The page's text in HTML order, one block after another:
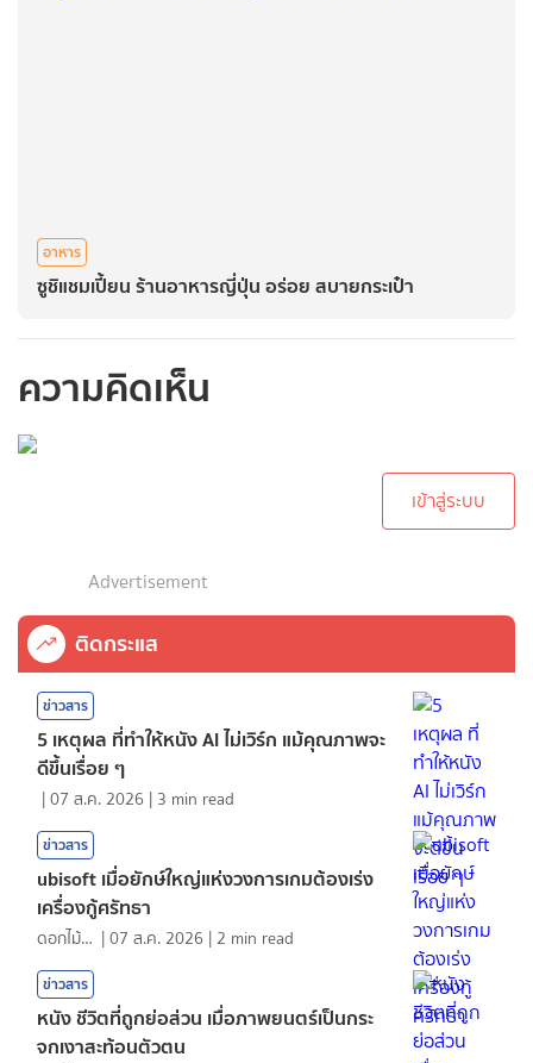
อาหาร
ซูชิแชมเปี้ยน ร้านอาหารญี่ปุ่น อร่อย สบายกระเป๋า
ความคิดเห็น
เข้าสู่ระบบ
Advertisement
ติดกระแส
ข่าวสาร
5 เหตุผล ที่ทำให้หนัง AI ไม่เวิร์ก แม้คุณภาพจะ
ดีขึ้นเรื่อย ๆ
|07 ส.ค. 2026 | 3 min read
ข่าวสาร
ubisoft เมื่อยักษ์ใหญ่แห่งวงการเกมต้องเร่ง
เครื่องกู้ศรัทธา
ดอกไม้กับสายน้ำ |07 ส.ค. 2026 | 2 min read
ข่าวสาร
หนัง ชีวิตที่ถูกย่อส่วน เมื่อภาพยนตร์เป็นกระ
จกเงาสะท้อนตัวตน